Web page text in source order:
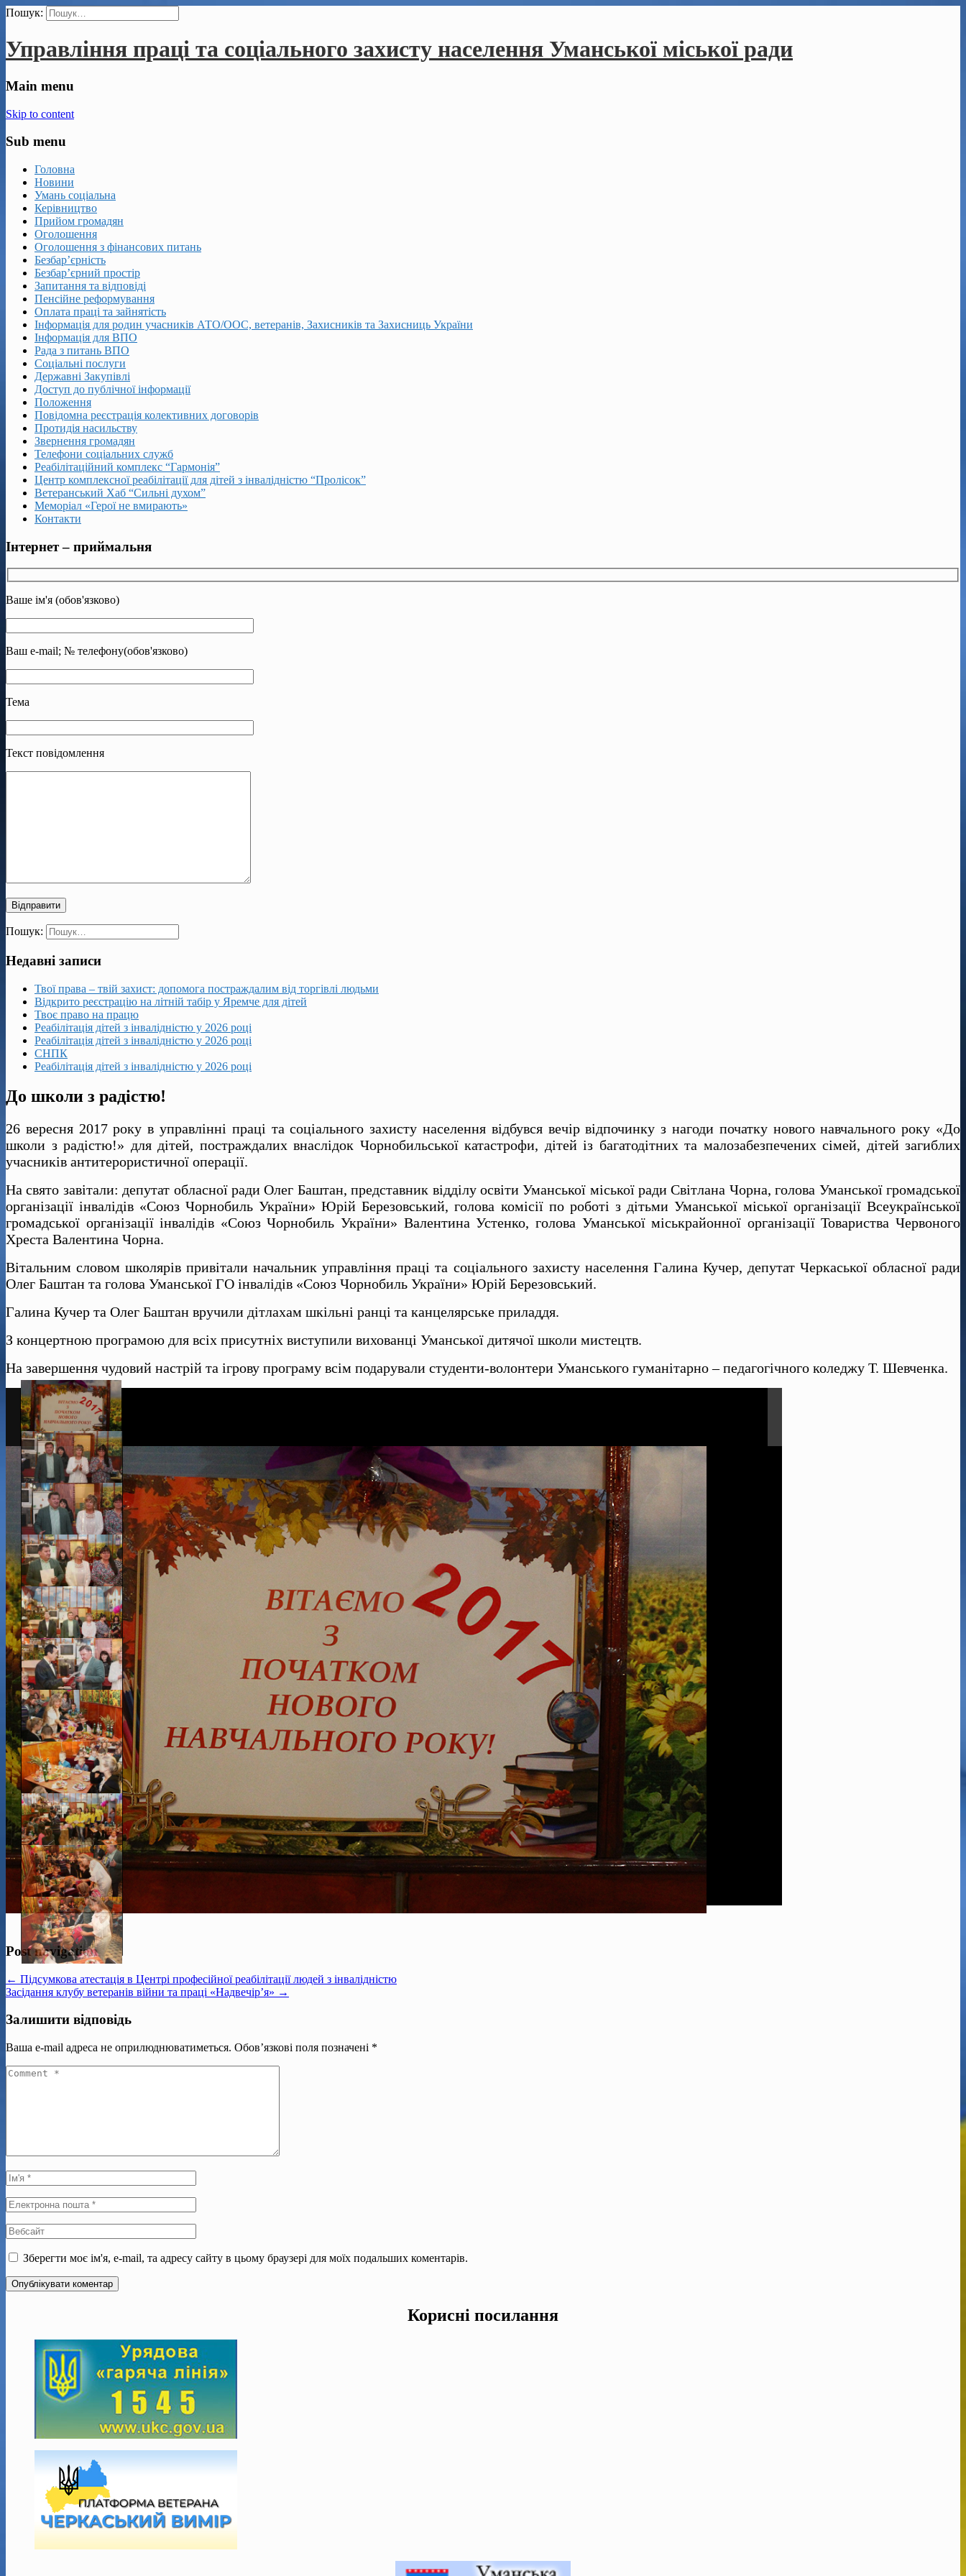
Пошук:
Управління праці та соціального захисту населення Уманської міської ради
Main menu
Skip to content
Sub menu
Головна
Новини
Умань соціальна
Керівництво
Прийом громадян
Оголошення
Оголошення з фінансових питань
Безбар’єрність
Безбар’єрний простір
Запитання та відповіді
Пенсійне реформування
Оплата праці та зайнятість
Інформація для родин учасників АТО/ООС, ветеранів, Захисників та Захисниць України
Інформація для ВПО
Рада з питань ВПО
Соціальні послуги
Державні Закупівлі
Доступ до публічної інформації
Положення
Повідомна реєстрація колективних договорів
Протидія насильству
Звернення громадян
Телефони соціальних служб
Реабілітаційний комплекс “Гармонія”
Центр комплексної реабілітації для дітей з інвалідністю “Пролісок”
Ветеранський Хаб “Сильні духом”
Меморіал «Герої не вмирають»
Контакти
Інтернет – приймальня
Ваше ім'я (обов'язково)
Ваш e-mail; № телефону(обов'язково)
Тема
Текст повідомлення
Пошук:
Недавні записи
Твої права – твій захист: допомога постраждалим від торгівлі людьми
Відкрито реєстрацію на літній табір у Яремче для дітей
Твоє право на працю
Реабілітація дітей з інвалідністю у 2026 році
Реабілітація дітей з інвалідністю у 2026 році
СНПК
Реабілітація дітей з інвалідністю у 2026 році
До школи з радістю!
26 вересня 2017 року в управлінні праці та соціального захисту населення відбувся вечір відпочинку з нагоди початку нового навчального року «До
школи з радістю!» для дітей, постраждалих внаслідок Чорнобильської катастрофи, дітей із багатодітних та малозабезпечених сімей, дітей загиблих
учасників антитерористичної операції.
На свято завітали: депутат обласної ради Олег Баштан, представник відділу освіти Уманської міської ради Світлана Чорна, голова Уманської громадської
організації інвалідів «Союз Чорнобиль України» Юрій Березовський, голова комісії по роботі з дітьми Уманської міської організації Всеукраїнської
громадської організації інвалідів «Союз Чорнобиль України» Валентина Устенко, голова Уманської міськрайонної організації Товариства Червоного
Хреста Валентина Чорна.
Вітальним словом школярів привітали начальник управління праці та соціального захисту населення Галина Кучер, депутат Черкаської обласної ради
Олег Баштан та голова Уманської ГО інвалідів «Союз Чорнобиль України» Юрій Березовський.
Галина Кучер та Олег Баштан вручили дітлахам шкільні ранці та канцелярське приладдя.
З концертною програмою для всіх присутніх виступили вихованці Уманської дитячої школи мистецтв.
На завершення чудовий настрій та ігрову програму всім подарували студенти-волонтери Уманського гуманітарно – педагогічного коледжу Т. Шевченка.
Post navigation
← Підсумкова атестація в Центрі професійної реабілітації людей з інвалідністю
Засідання клубу ветеранів війни та праці «Надвечір’я» →
Залишити відповідь
Ваша e-mail адреса не оприлюднюватиметься. Обов’язкові поля позначені *
Зберегти моє ім'я, e-mail, та адресу сайту в цьому браузері для моїх подальших коментарів.
Корисні посилання